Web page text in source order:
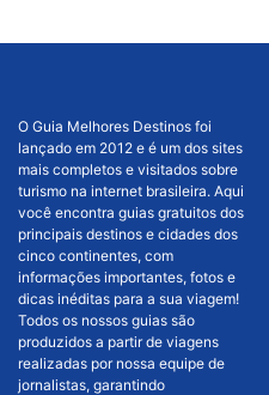
O Guia Melhores Destinos foi
lançado em 2012 e é um dos sites
mais completos e visitados sobre
turismo na internet brasileira. Aqui
você encontra guias gratuitos dos
principais destinos e cidades dos
cinco continentes, com
informações importantes, fotos e
dicas inéditas para a sua viagem!
Todos os nossos guias são
produzidos a partir de viagens
realizadas por nossa equipe de
jornalistas, garantindo